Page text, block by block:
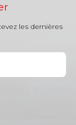
les dernières